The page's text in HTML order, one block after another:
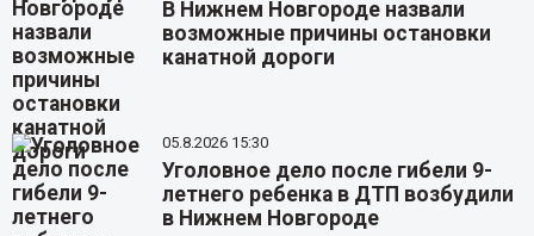
В Нижнем Новгороде назвали
возможные причины остановки
канатной дороги
05.8.2026 15:30
Уголовное дело после гибели 9-
летнего ребенка в ДТП возбудили
в Нижнем Новгороде